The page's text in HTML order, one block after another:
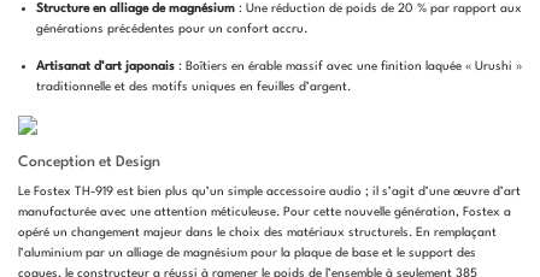
Structure en alliage de magnésium: Une réduction de poids de 20 % par rapport aux
générations précédentes pour un confort accru.
Artisanat d’art japonais: Boîtiers en érable massif avec une finition laquée « Urushi »
traditionnelle et des motifs uniques en feuilles d’argent.
Conception et Design
Le Fostex TH-919 est bien plus qu’un simple accessoire audio ; il s’agit d’une œuvre d’art
manufacturée avec une attention méticuleuse. Pour cette nouvelle génération, Fostex a
opéré un changement majeur dans le choix des matériaux structurels. En remplaçant
l’aluminium par un alliage de magnésium pour la plaque de base et le support des
coques, le constructeur a réussi à ramener le poids de l’ensemble à seulement 385